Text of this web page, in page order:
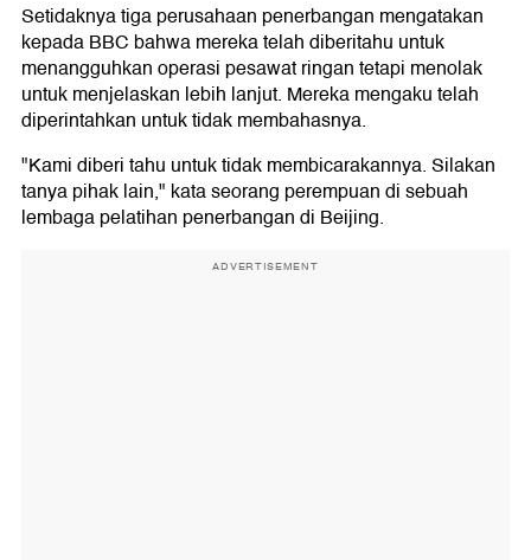
Setidaknya tiga perusahaan penerbangan mengatakan
kepada BBC bahwa mereka telah diberitahu untuk
menangguhkan operasi pesawat ringan tetapi menolak
untuk menjelaskan lebih lanjut. Mereka mengaku telah
diperintahkan untuk tidak membahasnya.
"Kami diberi tahu untuk tidak membicarakannya. Silakan
tanya pihak lain," kata seorang perempuan di sebuah
lembaga pelatihan penerbangan di Beijing.
ADVERTISEMENT